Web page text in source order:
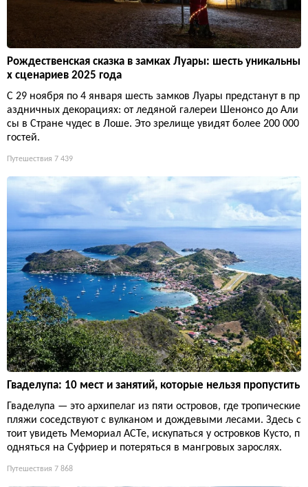
Рождественская сказка в замках Луары: шесть уникальны
х сценариев 2025 года
С 29 ноября по 4 января шесть замков Луары предстанут в пр
аздничных декорациях: от ледяной галереи Шенонсо до Али
сы в Стране чудес в Лоше. Это зрелище увидят более 200 000
гостей.
Путешествия 7 439
Гваделупа: 10 мест и занятий, которые нельзя пропустить
Гваделупа — это архипелаг из пяти островов, где тропические
пляжи соседствуют с вулканом и дождевыми лесами. Здесь с
тоит увидеть Мемориал ACTe, искупаться у островков Кусто, п
одняться на Суфриер и потеряться в мангровых зарослях.
Путешествия 7 868